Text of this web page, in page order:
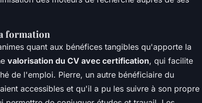
formation
quant aux bénéfices tangibles qu'apporte la
valorisation du CV avec certification, qui facilite
de l'emploi. Pierre, un autre bénéficiaire du
accessibles et qu'il a pu les suivre à son propre